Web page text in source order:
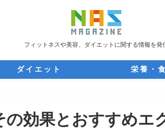
フィットネスや美容、ダイエットに関する情報を発
ダイエット 栄養・
効果とおすすめエ